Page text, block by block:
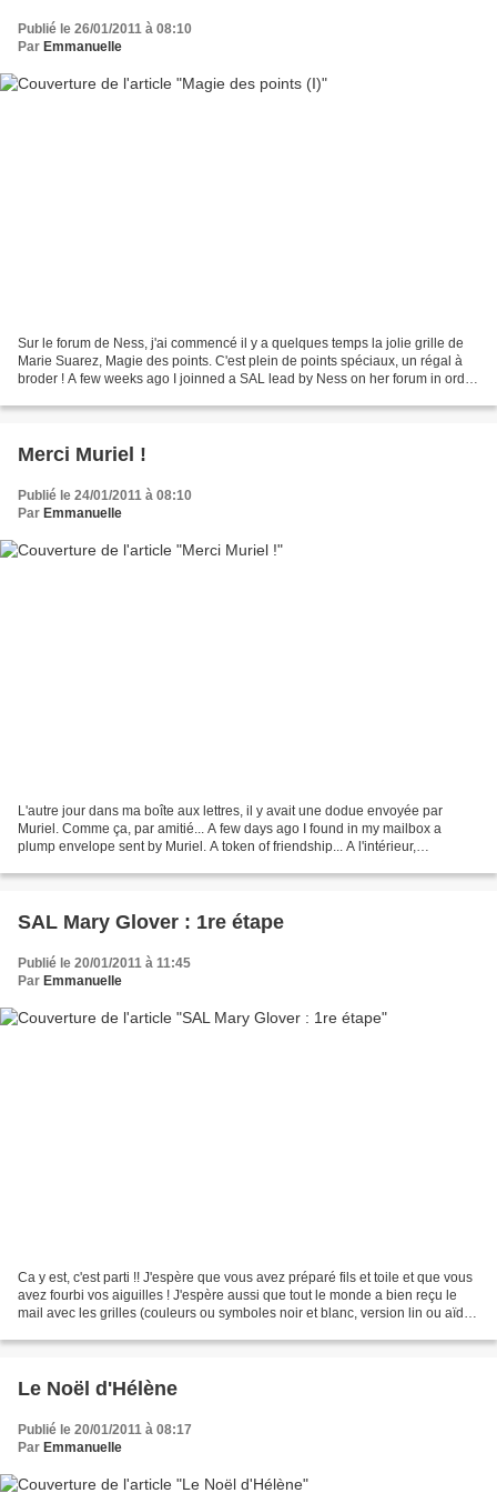
Publié le 26/01/2011 à 08:10
Par Emmanuelle
Sur le forum de Ness, j'ai commencé il y a quelques temps la jolie grille de
Marie Suarez, Magie des points. C'est plein de points spéciaux, un régal à
broder ! A few weeks ago I joinned a SAL lead by Ness on her forum in order
Merci Muriel !
Publié le 24/01/2011 à 08:10
Par Emmanuelle
L'autre jour dans ma boîte aux lettres, il y avait une dodue envoyée par
Muriel. Comme ça, par amitié... A few days ago I found in my mailbox a
plump envelope sent by Muriel. A token of friendship... A l'intérieur,
SAL Mary Glover : 1re étape
Publié le 20/01/2011 à 11:45
Par Emmanuelle
Ca y est, c'est parti !! J'espère que vous avez préparé fils et toile et que vous
avez fourbi vos aiguilles ! J'espère aussi que tout le monde a bien reçu le
mail avec les grilles (couleurs ou symboles noir et blanc, version lin ou aïda).
Le Noël d'Hélène
Publié le 20/01/2011 à 08:17
Par Emmanuelle